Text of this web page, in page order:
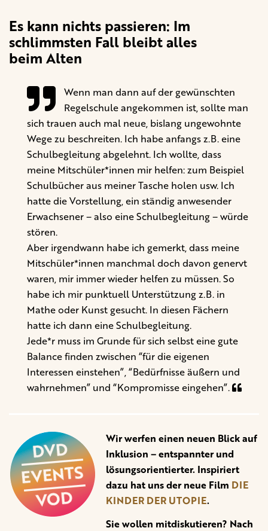
Es kann nichts passieren: Im
schlimmsten Fall bleibt alles
beim Alten
Wenn man dann auf der gewünschten
Regelschule angekommen ist, sollte man
sich trauen auch mal neue, bislang ungewohnte
Wege zu beschreiten. Ich habe anfangs z.B. eine
Schulbegleitung abgelehnt. Ich wollte, dass
meine Mitschüler*innen mir helfen: zum Beispiel
Schulbücher aus meiner Tasche holen usw. Ich
hatte die Vorstellung, ein ständig anwesender
Erwachsener – also eine Schulbegleitung – würde
stören.
Aber irgendwann habe ich gemerkt, dass meine
Mitschüler*innen manchmal doch davon genervt
waren, mir immer wieder helfen zu müssen. So
habe ich mir punktuell Unterstützung z.B. in
Mathe oder Kunst gesucht. In diesen Fächern
hatte ich dann eine Schulbegleitung.
Jede*r muss im Grunde für sich selbst eine gute
Balance finden zwischen “für die eigenen
Interessen einstehen”, “Bedürfnisse äußern und
wahrnehmen” und “Kompromisse eingehen”.
Wir werfen einen neuen Blick auf
Inklusion – entspannter und
lösungsorientierter. Inspiriert
dazu hat uns der neue Film DIE
KINDER DER UTOPIE.
Sie wollen mitdiskutieren? Nach